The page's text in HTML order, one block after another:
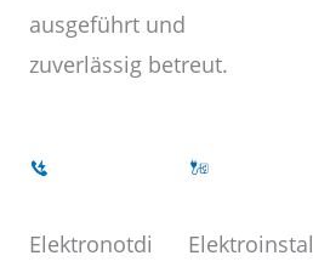
ausgeführt und
zuverlässig betreut.
Elektronotdi
Elektroinstal